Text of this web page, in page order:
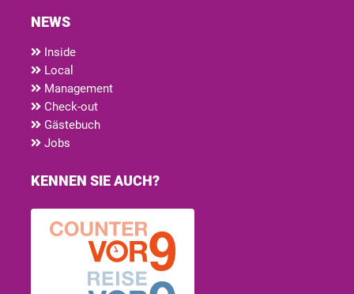
NEWS
Inside
Local
Management
Check-out
Gästebuch
Jobs
KENNEN SIE AUCH?